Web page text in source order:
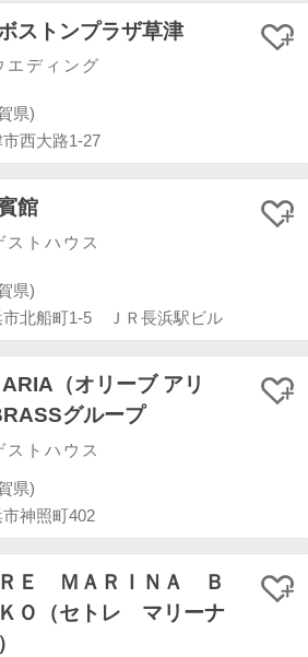
ストンプラザ草津
エディング
県)
西大路1-27
館
ストハウス
県)
市北船町1-5 ＪＲ長浜駅ビル
（オリーブ アリ
グループ
ストハウス
県)
神照町402
ＲＥ ＭＡＲＩＮＡ Ｂ
ＫＯ（セトレ マリーナ